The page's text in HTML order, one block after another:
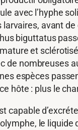
avec l’hyphe
larvaires, avant
biguttatus
et
de nombreuses
espèces
hôte : plus le
capable
le